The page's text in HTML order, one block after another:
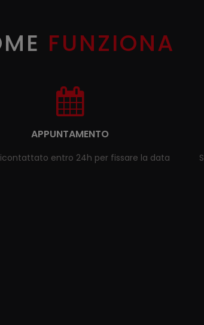
FUNZIONA
APPUNTAMENTO
entro 24h per fissare la data